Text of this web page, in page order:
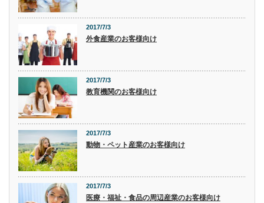
2017/7/3
外食産業のお客様向け
2017/7/3
教育機関のお客様向け
2017/7/3
動物・ペット産業のお客様向け
2017/7/3
医療・福祉・食品の周辺産業のお客様向け